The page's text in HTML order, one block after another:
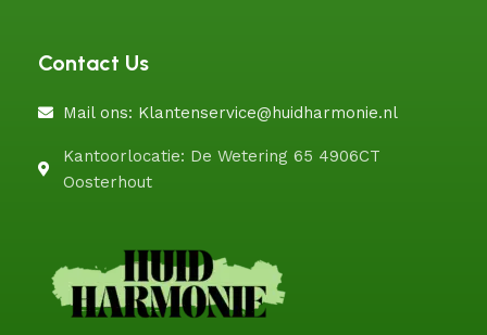
Contact Us
Mail ons: Klantenservice@huidharmonie.nl
Kantoorlocatie: De Wetering 65 4906CT
Oosterhout